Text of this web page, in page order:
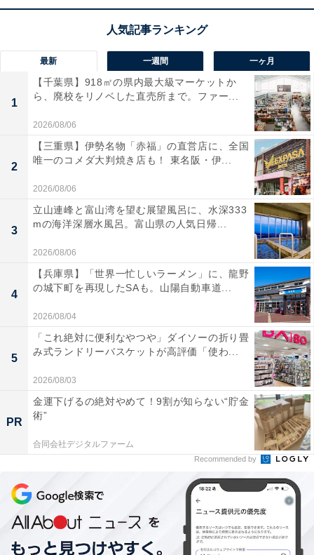
【あわせて買いたい】ハイコーキの人気商品5選
ハイコーキ「BSL36B18X」
HiKOKI(ハイコーキ) 第2世代マルチボルトバッテリー
BSL36B18X 36V 4.0Ah/18V 8.0Ah 0037-9243
Amazonで見る
最新 一週間 一ヶ月
1
【千葉県】918㎡の県内最大級マーケットか
ら、廃校をリノベした直売所まで。ファー...
2026/08/06
2
【三重県】伊勢名物「赤福」の直営店に、全国
唯一のコメダ大判焼き店も！ 東名阪・伊...
2026/08/06
3
立山連峰と富山湾を望む展望風呂に、水深333
mの海洋深層水風呂。富山県の人気日帰...
2026/08/06
4
【兵庫県】「世界一忙しいラーメン」に、龍野
の城下町を再現したSAも。山陽自動車道...
2026/08/04
5
「これ絶対に便利なやつや」ダイソーの折り畳
み式ランドリーバスケットが高評価「使わ...
2026/08/03
PR
金運下げるの絶対やめて！9割が知らない“貯金
術”
合同会社デジタルファーム
Recommended by